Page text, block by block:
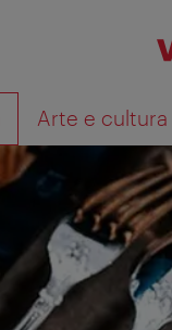
Arte e cultura